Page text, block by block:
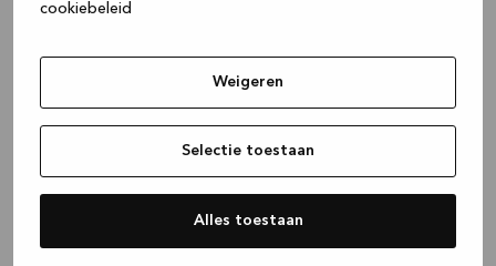
cookiebeleid
Weigeren
Selectie toestaan
Alles toestaan
(see the browser console for more
information).